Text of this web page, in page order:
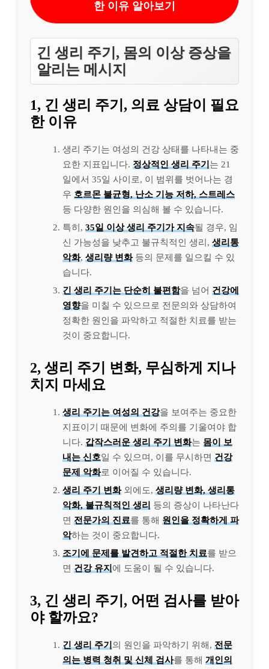
한 이유 알아보기
긴 생리 주기, 몸의 이상 증상을
알리는 메시지
1, 긴 생리 주기, 의료 상담이 필요
한 이유
생리 주기는 여성의 건강 상태를 나타내는 중
요한 지표입니다. 정상적인 생리 주기 는 21
일에서 35일 사이로, 이 범위를 벗어나는 경
우 호르몬 불균형, 난소 기능 저하, 스트레스
등 다양한 원인을 의심해 볼 수 있습니다.
특히, 35일 이상 생리 주기가 지속될 경우, 임
신 가능성을 낮추고 불규칙적인 생리, 생리통
악화, 생리량 변화등의 문제를 일으킬 수 있
습니다.
긴 생리 주기는 단순히 불편함을 넘어 건강에
영향을 미칠 수 있으므로 전문의와 상담하여
정확한 원인을 파악하고 적절한 치료를 받는
것이 중요합니다.
2, 생리 주기 변화, 무심하게 지나
치지 마세요
생리 주기는 여성의 건강을 보여주는 중요한
지표이기 때문에 변화에 주의를 기울여야 합
니다. 갑작스러운 생리 주기 변화는 몸이 보
내는 신호일 수 있으며, 이를 무시하면 건강
문제 악화로 이어질 수 있습니다.
생리 주기 변화외에도, 생리량 변화, 생리통
악화, 불규칙적인 생리 등의 증상이 나타난다
면 전문가의 진료를 통해 원인을 정확하게 파
악하는 것이 중요합니다.
조기에 문제를 발견하고 적절한 치료를 받으
면 건강 유지 에 도움이 될 수 있습니다.
3, 긴 생리 주기, 어떤 검사를 받아
야 할까요?
긴 생리 주기 의 원인을 파악하기 위해, 전문
의는 병력 청취 및 신체 검사를 통해 개인의